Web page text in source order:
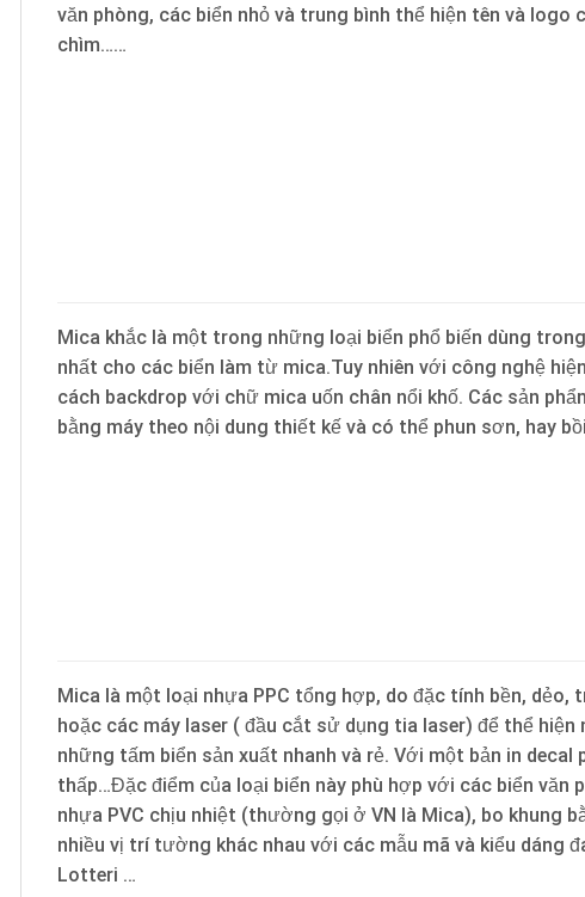
văn phòng, các biển nhỏ và trung bình thể hiện tên và
chìm……
Mica khắc là một trong những loại biển phổ biến dùng
nhất cho các biển làm từ mica.Tuy nhiên với công nghệ
cách backdrop với chữ mica uốn chân nổi khố. Các sản
bằng máy theo nội dung thiết kế và có thể phun sơn, hay
Mica là một loại nhựa PPC tổng hợp, do đặc tính bền,
hoặc các máy laser ( đầu cắt sử dụng tia laser) để thể
những tấm biển sản xuất nhanh và rẻ. Với một bản in
thấp…Đặc điểm của loại biển này phù hợp với các biển
nhựa PVC chịu nhiệt (thường gọi ở VN là Mica), bo khung
nhiều vị trí tường khác nhau với các mẫu mã và kiểu dáng
Lotteri …